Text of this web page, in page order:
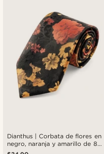
Dianthus | Corbata de flores en
negro, naranja y amarillo de 8
cm